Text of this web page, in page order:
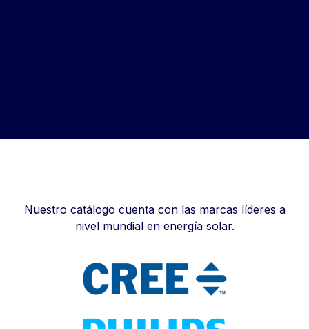
Nuestro catálogo cuenta con las marcas líderes a
nivel mundial en energía solar.